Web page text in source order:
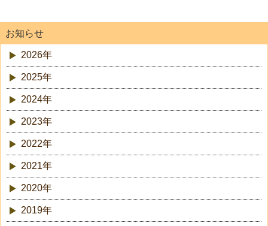
お知らせ
2026年
2025年
2024年
2023年
2022年
2021年
2020年
2019年